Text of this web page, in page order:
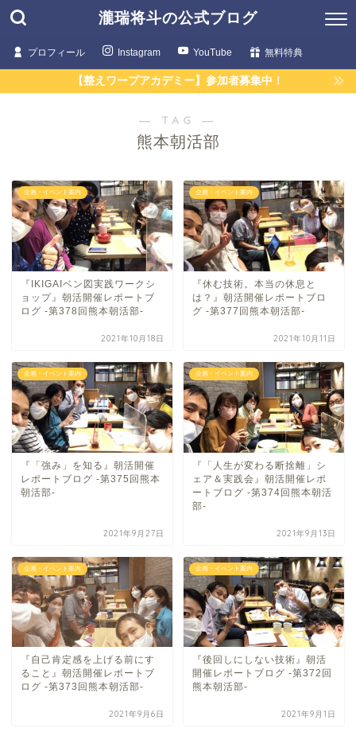
瀧瑞将斗の公式ブログ
プロフィール Instagram YouTube 無料特典
【整えワープアカデミー】参加者募集中！
― TAG ―
熊本朝活部
企画・イベント案内
『IKIGAIベン図実践ワークシ
ョップ』朝活開催レポートブ
ログ -第378回熊本朝活部-
2021年10月18日
企画・イベント案内
『休む技術。本当の休息と
は？』朝活開催レポートブロ
グ -第377回熊本朝活部-
2021年10月11日
企画・イベント案内
『「強み」を知る』朝活開催
レポートブログ -第375回熊本
朝活部-
2021年9月27日
企画・イベント案内
『「人生が変わる断捨離」シ
ェア＆実践会』朝活開催レポ
ートブログ -第374回熊本朝活
部-
2021年9月13日
企画・イベント案内
『自己肯定感を上げる前にす
ること』朝活開催レポートブ
ログ -第373回熊本朝活部-
2021年9月6日
企画・イベント案内
『後回しにしない技術』朝活
開催レポートブログ -第372回
熊本朝活部-
2021年9月1日